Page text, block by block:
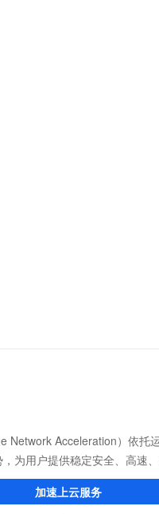
Network Acceleration）依托
为用户提供稳定安全、高速
点的连接、组网、数据安全
加速上云服务